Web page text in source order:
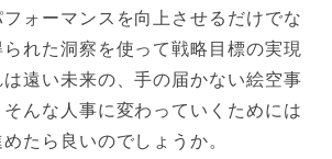
ォーマンスを向上させるだけでな
れた洞察を使って戦略目標の実現
遠い未来の、手の届かない絵空事
んな人事に変わっていくためには
たら良いのでしょうか。